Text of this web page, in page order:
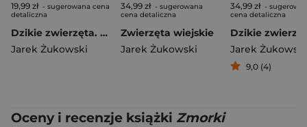
19,99 zł - sugerowana cena
detaliczna
Dzikie zwierzęta. Książka kąpielowa
Jarek Żukowski
34,99 zł - sugerowana
cena detaliczna
Zwierzęta wiejskie
Jarek Żukowski
34,99 zł -
cena detaliczna
Dzikie
Jarek Żukowski
9,0 (4)
Oceny i recenzje książki Zmorki